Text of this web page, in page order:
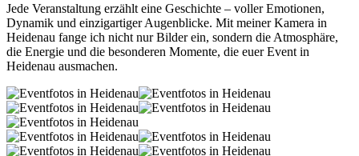
Jede Veranstaltung erzählt eine Geschichte – voller Emotionen,
Dynamik und einzigartiger Augenblicke. Mit meiner Kamera in
Heidenau fange ich nicht nur Bilder ein, sondern die Atmosphäre,
die Energie und die besonderen Momente, die euer Event in
Heidenau ausmachen.